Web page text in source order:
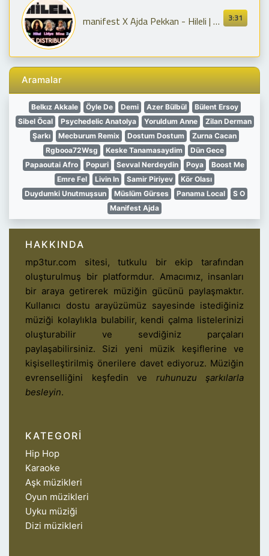
3:31
manifest X Ajda Pekkan - Hileli | Line Distribution
Aramalar
Belkız Akkale Öyle De Demi Azer Bülbül
Bülent Ersoy
Sibel Öcal
Psychedelic Anatolya Yoruldum Anne
Zilan Derman
Şarkı
Mecburum Remix Dostum Dostum
Zurna Cacan
Rgbooa72Wsg
Keske Tanamasaydim
Dün Gece
Papaoutai Afro
Popuri Sevval Nerdeydin Poya
Boost Me
Emre Fel
Livin In Samir Piriyev
Kör Olası
Duydumki Unutmuşsun
Müslüm Gürses Panama Local
S O
Manifest Ajda
HAKKINDA
mp3tur.com sitesi, tutkulu bir ekip tarafından
oluşturulmuş bir platformdur. Amacımız, insanları
bir araya getirerek müziğin gücünü paylaşmaktır.
Kullanıcı dostu arayüzümüz sayesinde istediğiniz
müziği kolaylıkla bulabilir, kendi çalma listelerinizi
oluşturabilir ve sevdiğiniz parçaları
paylaşabilirsiniz. Sizi yeni müzik keşiflerine ve
kişiselleştirilmiş önerilere davet ediyoruz. Müziğin
evrenselliğini keşfedin ve ruhunuzu şarkılarla
besleyin.
KATEGORI
Hip Hop
Karaoke
Aşk müzikleri
Oyun müzikleri
Uyku müziği
Dizi müzikleri